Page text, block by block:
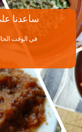
ساعدنا
في الوقت الحالي لدينا 0 من الأطباق